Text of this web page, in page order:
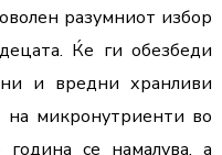
разумниот избор
Ќе ги обезбеди
и вредни хранливи
на микронутриенти во
се намалува, а